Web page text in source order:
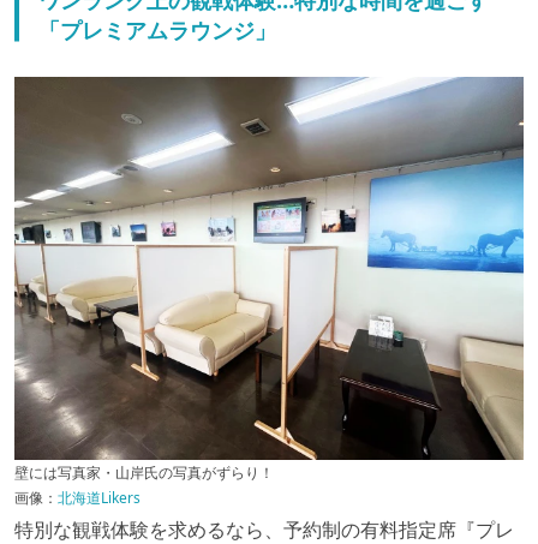
「プレミアムラウンジ」
壁には写真家・山岸氏の写真がずらり！
画像： 北海道Likers
特別な観戦体験を求めるなら、予約制の有料指定席『プレ